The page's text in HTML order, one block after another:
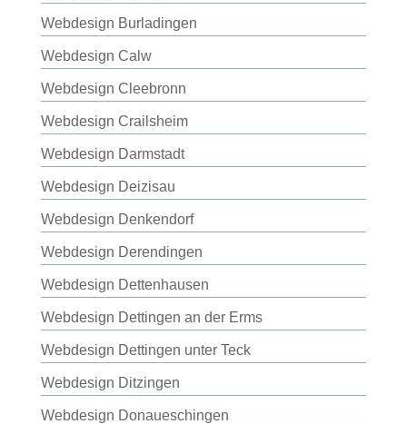
Webdesign Burladingen
Webdesign Calw
Webdesign Cleebronn
Webdesign Crailsheim
Webdesign Darmstadt
Webdesign Deizisau
Webdesign Denkendorf
Webdesign Derendingen
Webdesign Dettenhausen
Webdesign Dettingen an der Erms
Webdesign Dettingen unter Teck
Webdesign Ditzingen
Webdesign Donaueschingen